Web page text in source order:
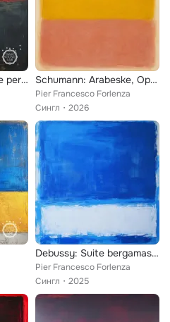
Brahms: Due rapsodie per pianoforte, Op. 79: Rapsodia n. 1 in B Minor Schumann: Arabeske, Op. 18
Pier Francesco Forlenza
Сингл
2026
Debussy: Suite bergamasque, L. 75: No. 3, Clair de Lune
Pier Francesco Forlenza
Сингл
2025